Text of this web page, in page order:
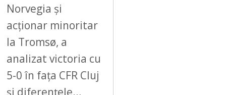
Norvegia și
acționar minoritar
la Tromsø, a
analizat victoria cu
5-0 în fața CFR Cluj
și diferențele…